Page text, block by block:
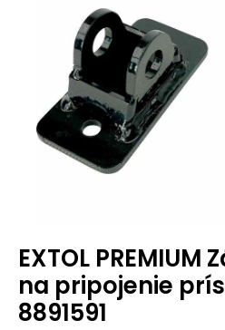
EXTOL
na pripojenie
8891591